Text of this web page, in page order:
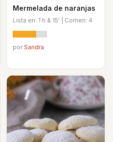
Mermelada de naranjas
Lista en: 1 h & 15' | Comen: 4
porSandra